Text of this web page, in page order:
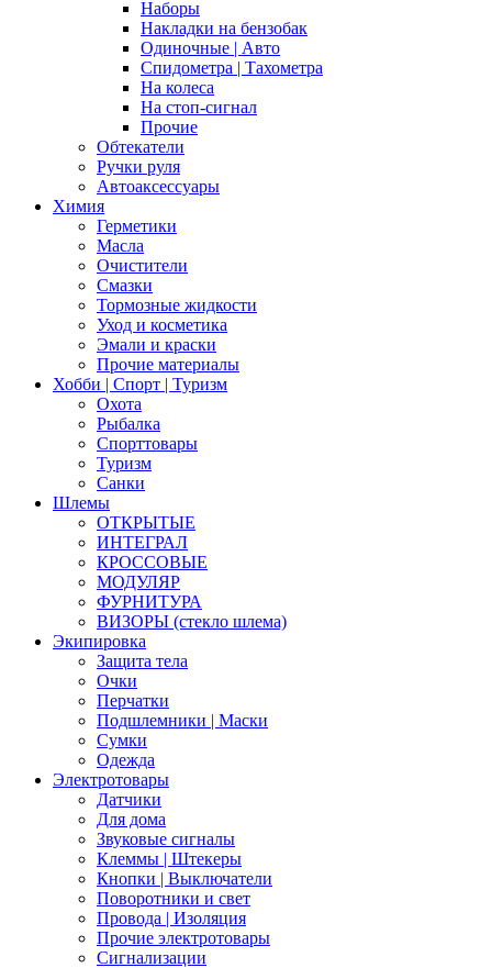
Наборы
Накладки на бензобак
Одиночные | Авто
Спидометра | Тахометра
На колеса
На стоп-сигнал
Прочие
Обтекатели
Ручки руля
Автоаксессуары
Химия
Герметики
Масла
Очистители
Смазки
Тормозные жидкости
Уход и косметика
Эмали и краски
Прочие материалы
Хобби | Cпорт | Туризм
Охота
Рыбалка
Спорттовары
Туризм
Санки
Шлемы
ОТКРЫТЫЕ
ИНТЕГРАЛ
КРОССОВЫЕ
МОДУЛЯР
ФУРНИТУРА
ВИЗОРЫ (стекло шлема)
Экипировка
Защита тела
Очки
Перчатки
Подшлемники | Маски
Сумки
Одежда
Электротовары
Датчики
Для дома
Звуковые сигналы
Клеммы | Штекеры
Кнопки | Выключатели
Поворотники и свет
Провода | Изоляция
Прочие электротовары
Сигнализации